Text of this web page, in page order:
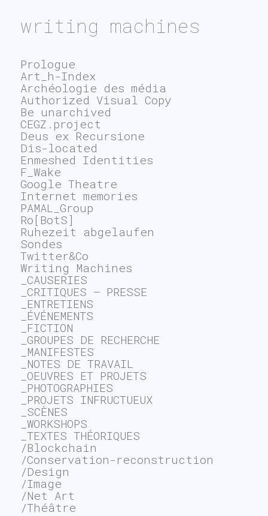
writing machines
Prologue
Art_h-Index
Archéologie des média
Authorized Visual Copy
Be unarchived
CEGZ.project
Deus ex Recursione
Dis-located
Enmeshed Identities
F_Wake
Google Theatre
Internet memories
PAMAL_Group
Ro[BotS]
Ruhezeit abgelaufen
Sondes
Twitter&Co
Writing Machines
_CAUSERIES
_CRITIQUES – PRESSE
_ENTRETIENS
_ÉVÉNEMENTS
_FICTION
_GROUPES DE RECHERCHE
_MANIFESTES
_NOTES DE TRAVAIL
_OEUVRES ET PROJETS
_PHOTOGRAPHIES
_PROJETS INFRUCTUEUX
_SCÈNES
_WORKSHOPS
_TEXTES THÉORIQUES
/Blockchain
/Conservation-reconstruction
/Design
/Image
/Net Art
/Théâtre